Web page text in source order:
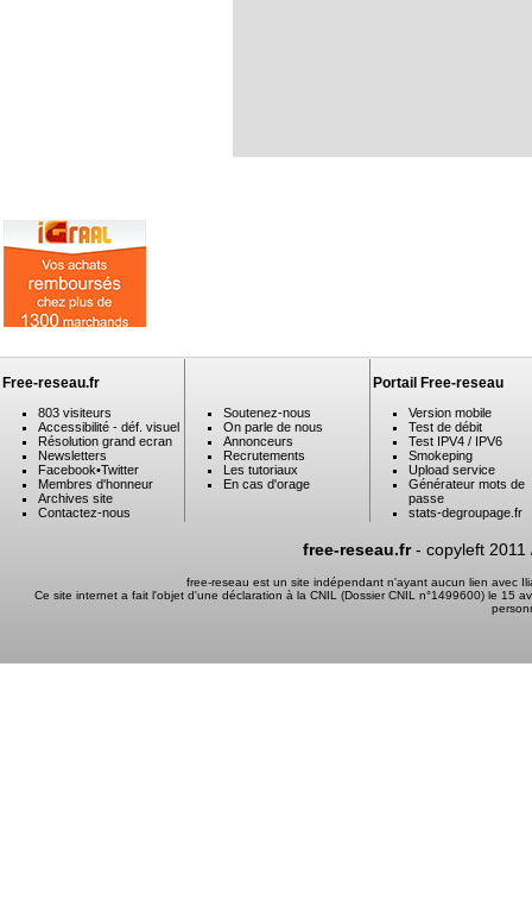
Free-reseau.fr
803 visiteurs
Accessibilité - déf. visuel
Résolution grand ecran
Newsletters
Facebook•Twitter
Membres d'honneur
Archives site
Contactez-nous
Soutenez-nous
On parle de nous
Annonceurs
Recrutements
Les tutoriaux
En cas d'orage
Portail Free-reseau
Version mobile
Test de débit
Test IPV4 / IPV6
Smokeping
Upload service
Générateur mots de
passe
stats-degroupage.fr
free-reseau.fr- copyleft 2011
free-reseau est un site indépendant n'ayant aucun lien avec
Ce site internet a fait l'objet d'une déclaration à la CNIL (Dossier CNIL n°1499600) le 15